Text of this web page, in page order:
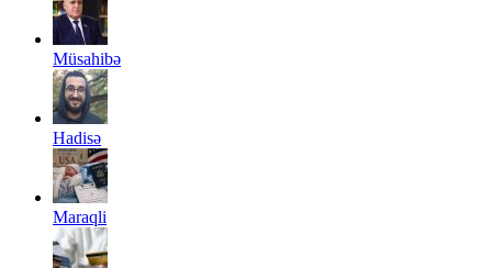
Müsahibə
Hadisə
Maraqli